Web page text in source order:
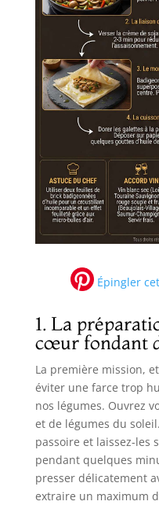
Épingler
1. La
cœur fondant
La première mission,
éviter une farce trop
nos légumes. Ouvrez
et de légumes du
passoire et laissez-les
pendant quelques
presser délicatement
extraire un maximum